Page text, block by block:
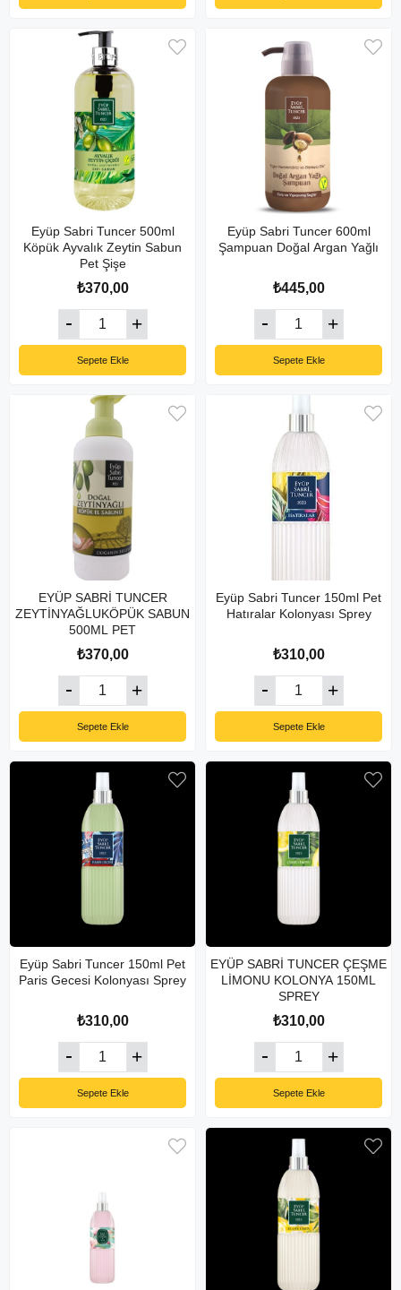
Eyüp Sabri Tuncer 500ml
Köpük Ayvalık Zeytin Sabun
Pet Şişe
₺370,00
Sepete Ekle
Eyüp Sabri Tuncer 600ml
Şampuan Doğal Argan Yağlı
₺445,00
Sepete Ekle
EYÜP SABRİ TUNCER
ZEYTİNYAĞLUKÖPÜK SABUN
500ML PET
₺370,00
Sepete Ekle
Eyüp Sabri Tuncer 150ml Pet
Hatıralar Kolonyası Sprey
₺310,00
Sepete Ekle
Eyüp Sabri Tuncer 150ml Pet
Paris Gecesi Kolonyası Sprey
₺310,00
Sepete Ekle
EYÜP SABRİ TUNCER ÇEŞME
LİMONU KOLONYA 150ML
SPREY
₺310,00
Sepete Ekle